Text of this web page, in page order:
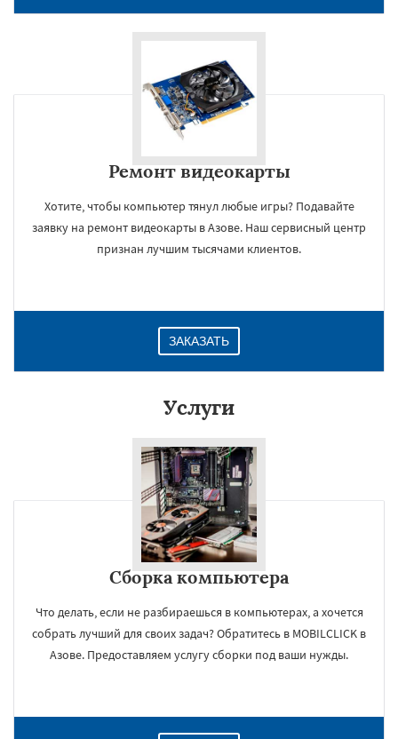
Ремонт видеокарты
Хотите, чтобы компьютер тянул любые игры? Подавайте
заявку на ремонт видеокарты в Азове. Наш сервисный центр
признан лучшим тысячами клиентов.
ЗАКАЗАТЬ
Услуги
Сборка компьютера
Что делать, если не разбираешься в компьютерах, а хочется
собрать лучший для своих задач? Обратитесь в MOBILCLICK в
Азове. Предоставляем услугу сборки под ваши нужды.
×